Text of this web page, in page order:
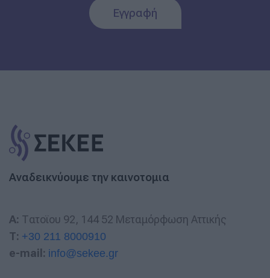
Εγγραφή
Αναδεικνύουμε την καινοτομια
A: Τατοϊου 92, 144 52 Μεταμόρφωση Αττικής
T: +30 211 8000910
e-mail: info@sekee.gr